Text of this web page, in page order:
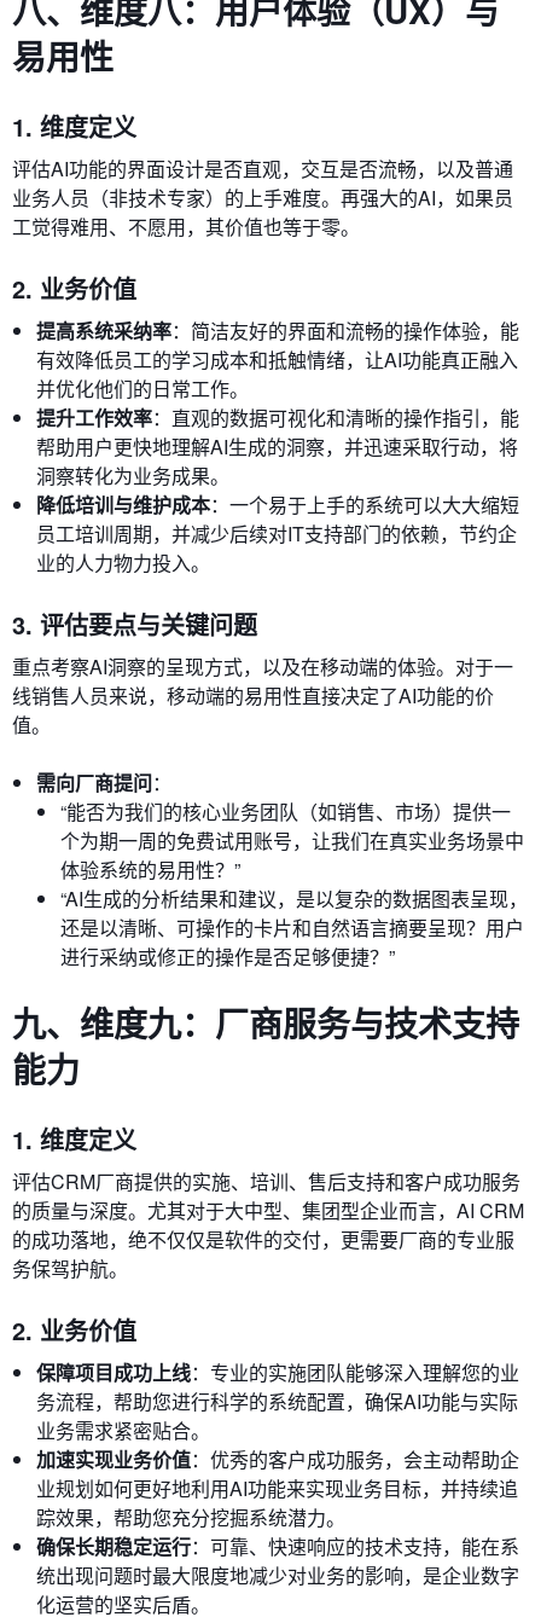
八、维度八：用户体验（UX）与
易用性
1. 维度定义
评估AI功能的界面设计是否直观，交互是否流畅，以及普通
业务人员（非技术专家）的上手难度。再强大的AI，如果员
工觉得难用、不愿用，其价值也等于零。
2. 业务价值
提高系统采纳率：简洁友好的界面和流畅的操作体验，能
有效降低员工的学习成本和抵触情绪，让AI功能真正融入
并优化他们的日常工作。
提升工作效率：直观的数据可视化和清晰的操作指引，能
帮助用户更快地理解AI生成的洞察，并迅速采取行动，将
洞察转化为业务成果。
降低培训与维护成本：一个易于上手的系统可以大大缩短
员工培训周期，并减少后续对IT支持部门的依赖，节约企
业的人力物力投入。
3. 评估要点与关键问题
重点考察AI洞察的呈现方式，以及在移动端的体验。对于一
线销售人员来说，移动端的易用性直接决定了AI功能的价
值。
需向厂商提问：
“能否为我们的核心业务团队（如销售、市场）提供一
个为期一周的免费试用账号，让我们在真实业务场景中
体验系统的易用性？”
“AI生成的分析结果和建议，是以复杂的数据图表呈现，
还是以清晰、可操作的卡片和自然语言摘要呈现？用户
进行采纳或修正的操作是否足够便捷？”
九、维度九：厂商服务与技术支持
能力
1. 维度定义
评估CRM厂商提供的实施、培训、售后支持和客户成功服务
的质量与深度。尤其对于大中型、集团型企业而言，AI CRM
的成功落地，绝不仅仅是软件的交付，更需要厂商的专业服
务保驾护航。
2. 业务价值
保障项目成功上线：专业的实施团队能够深入理解您的业
务流程，帮助您进行科学的系统配置，确保AI功能与实际
业务需求紧密贴合。
加速实现业务价值：优秀的客户成功服务，会主动帮助企
业规划如何更好地利用AI功能来实现业务目标，并持续追
踪效果，帮助您充分挖掘系统潜力。
确保长期稳定运行：可靠、快速响应的技术支持，能在系
统出现问题时最大限度地减少对业务的影响，是企业数字
化运营的坚实后盾。